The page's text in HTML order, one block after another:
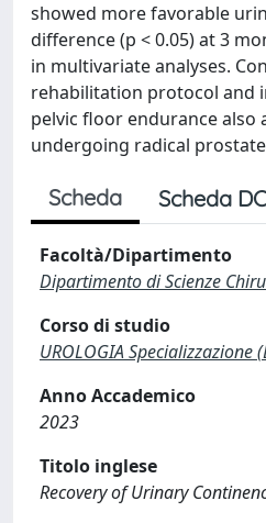
showed more favorable
difference (p < 0.05) at 3
in multivariate analyses.
rehabilitation protocol and
pelvic floor endurance
undergoing radical
Scheda Scheda DC
Facoltà/Dipartimento
Dipartimento di Scienze
Corso di studio
UROLOGIA Specializzazione
Anno Accademico
2023
Titolo inglese
Recovery of Urinary